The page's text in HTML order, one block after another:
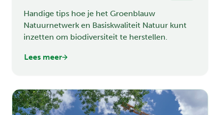
Handige tips hoe je het Groenblauw
Natuurnetwerk en Basiskwaliteit Natuur kunt
inzetten om biodiversiteit te herstellen.
Lees meer